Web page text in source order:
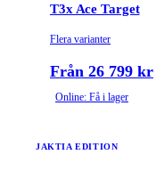
T3x Ace Target
Flera varianter
Från 26 799 kr
Online: Få i lager
JAKTIA EDITION